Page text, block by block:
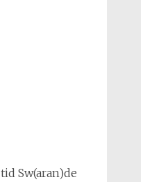
Sw(aran)de